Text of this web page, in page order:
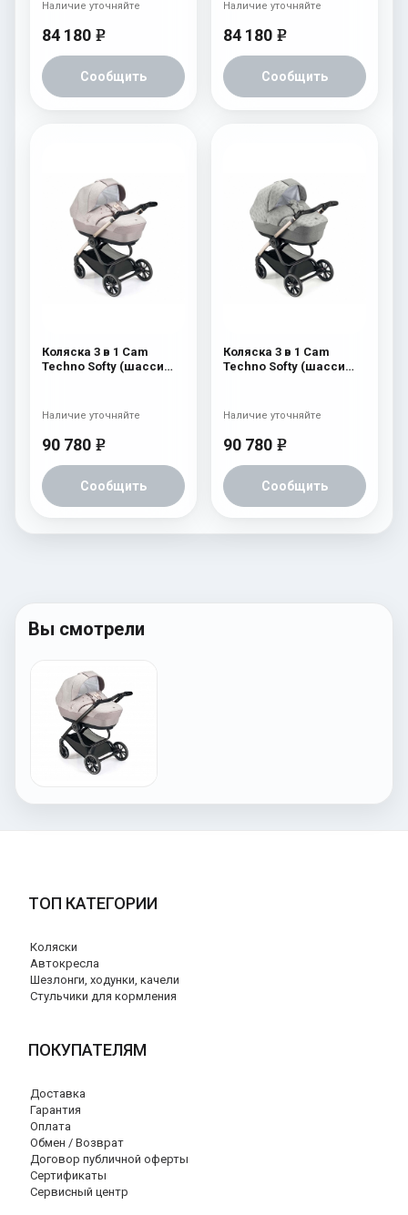
84 180 e
Сообщить
Наличие уточняйте
84 180 e
Сообщить
Наличие уточняйте
Коляска 3 в 1 Cam
Techno Softy (шасси
90 780 e
Сообщить
Наличие уточняйте
Коляска 3 в 1 Cam
Techno Softy (шасси
90 780 e
Сообщить
Наличие уточняйте
Вы смотрели
ТОП КАТЕГОРИИ
Коляски
Автокресла
Шезлонги, ходунки, качели
Стульчики для кормления
ПОКУПАТЕЛЯМ
Доставка
Гарантия
Оплата
Обмен / Возврат
Договор публичной оферты
Сертификаты
Сервисный центр